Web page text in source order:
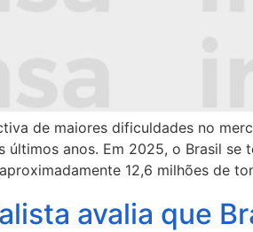
de maiores dificuldades no
últimos anos. Em 2025, o Brasil
12,6 milhões de
avalia que